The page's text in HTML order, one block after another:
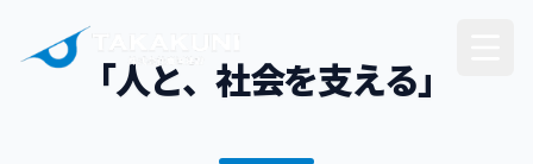
鳶の会社で
新潟県No.1を目指しています。
「人と、社会を支える」